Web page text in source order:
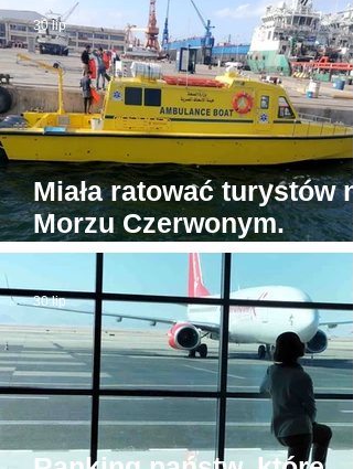
Miała ratować turystów
Morzu Czerwonym.
Tymczasem jedyna
egipska karetka wodna...
stoi w porcie
30 lip
30 lip